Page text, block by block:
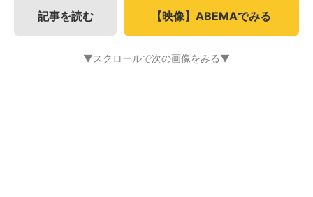
記事を読む 【映像】ABEMAでみる
▼スクロールで次の画像をみる▼